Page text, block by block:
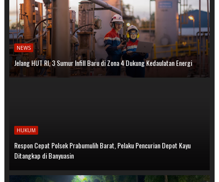
NEWS
Jelang HUT RI, 3 Sumur Infill Baru di Zona 4 Dukung Kedaulatan Energi
HUKUM
Respon Cepat Polsek Prabumulih Barat, Pelaku Pencurian Depot Kayu
Ditangkap di Banyuasin